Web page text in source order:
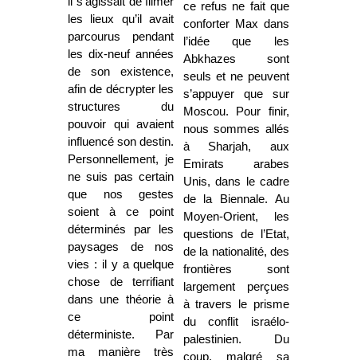
les lieux qu’il avait
parcourus pendant
les dix-neuf années
de son existence,
afin de décrypter les
structures du
pouvoir qui avaient
influencé son destin.
Personnellement, je
ne suis pas certain
que nos gestes
soient à ce point
déterminés par les
paysages de nos
vies : il y a quelque
chose de terrifiant
dans une théorie à
ce point
déterministe. Par
ma manière très
ce refus ne fait que
conforter Max dans
l’idée que les
Abkhazes sont
seuls et ne peuvent
s’appuyer que sur
Moscou. Pour finir,
nous sommes allés
à Sharjah, aux
Emirats arabes
Unis, dans le cadre
de la Biennale. Au
Moyen-Orient, les
questions de l’Etat,
de la nationalité, des
frontières sont
largement perçues
à travers le prisme
du conflit israélo-
palestinien. Du
coup, malgré sa